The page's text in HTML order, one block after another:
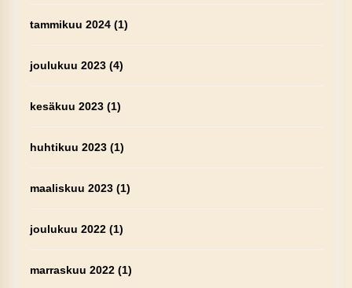
tammikuu 2024(1)
joulukuu 2023(4)
kesäkuu 2023(1)
huhtikuu 2023(1)
maaliskuu 2023(1)
joulukuu 2022(1)
marraskuu 2022(1)